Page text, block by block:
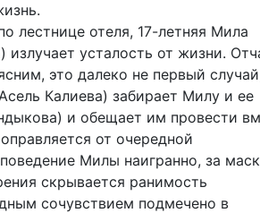
лестнице отеля, 17-летняя Мила
усталость от жизни.
это далеко не первый
Калиева) забирает Милу и ее
и обещает им провести
от очередной
Милы наигранно, за
скрывается ранимость
сочувствием подмечено в